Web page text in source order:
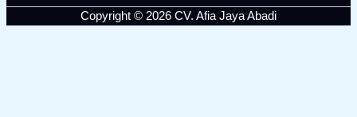
Copyright © 2026 CV. Afia Jaya Abadi